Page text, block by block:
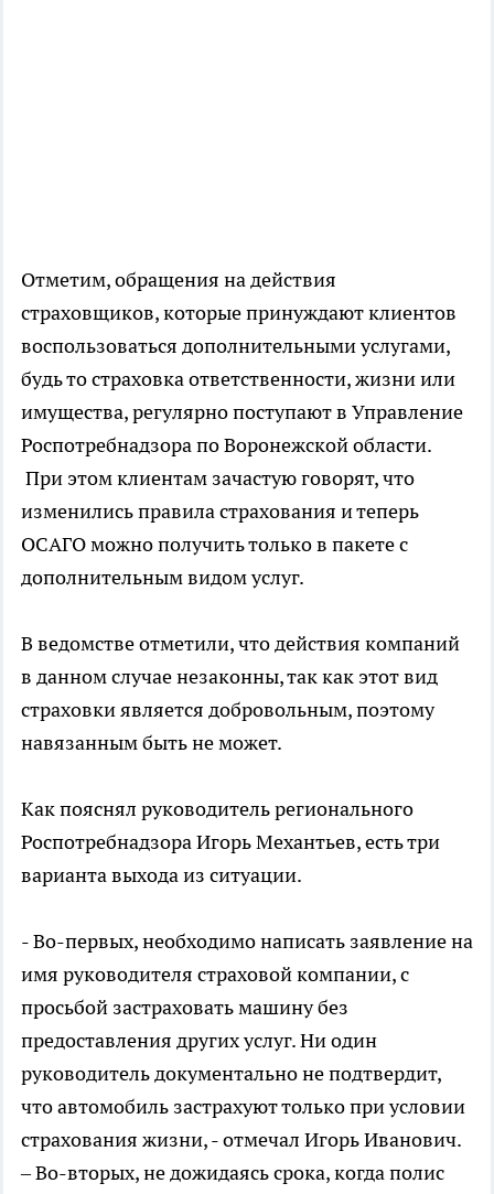
Отметим, обращения на действия
страховщиков, которые принуждают клиентов
воспользоваться дополнительными услугами,
будь то страховка ответственности, жизни или
имущества, регулярно поступают в Управление
Роспотребнадзора по Воронежской области.
При этом клиентам зачастую говорят, что
изменились правила страхования и теперь
ОСАГО можно получить только в пакете с
дополнительным видом услуг.
В ведомстве отметили, что действия компаний
в данном случае незаконны, так как этот вид
страховки является добровольным, поэтому
навязанным быть не может.
Как пояснял руководитель регионального
Роспотребнадзора Игорь Механтьев, есть три
варианта выхода из ситуации.
- Во-первых, необходимо написать заявление на
имя руководителя страховой компании, с
просьбой застраховать машину без
предоставления других услуг. Ни один
руководитель документально не подтвердит,
что автомобиль застрахуют только при условии
страхования жизни, - отмечал Игорь Иванович.
– Во-вторых, не дожидаясь срока, когда полис